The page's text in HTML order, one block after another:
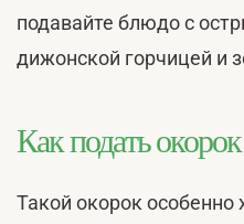
подавайте блюдо с
дижонской горчицей и
Как подать
Такой окорок особенно